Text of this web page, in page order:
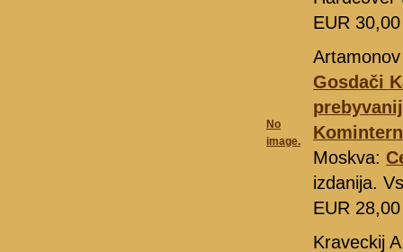
EUR
No
image.
Gosdači
Moskva:
izdanija.
EUR
Kraveckij